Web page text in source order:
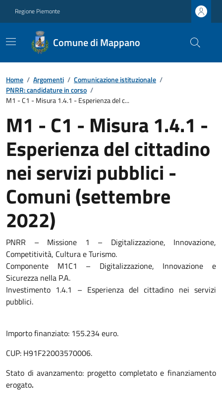
Regione Piemonte
Comune di Mappano
Home / Argomenti / Comunicazione istituzionale /
PNRR: candidature in corso /
M1 - C1 - Misura 1.4.1 - Esperienza del c...
M1 - C1 - Misura 1.4.1 -
Esperienza del cittadino
nei servizi pubblici -
Comuni (settembre
2022)
PNRR – Missione 1 – Digitalizzazione, Innovazione,
Competitività, Cultura e Turismo.
Componente M1C1 – Digitalizzazione, Innovazione e
Sicurezza nella P.A.
Investimento 1.4.1 – Esperienza del cittadino nei servizi
pubblici.
Importo finanziato: 155.234 euro.
CUP: H91F22003570006.
Stato di avanzamento: progetto completato e finanziamento
erogato.